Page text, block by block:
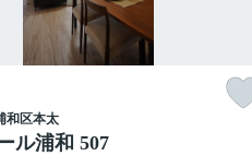
和区本太
ル浦和 507